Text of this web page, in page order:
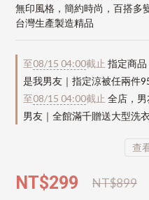
無印風格，簡約時尚，百搭多
台灣生產製造精品
至08/15 04:00截止 指定商品
是我男友｜指定涼被任兩件
至08/15 04:00截止 全店，男
男友｜全館滿千贈送大型洗
查
NT$899
NT$299